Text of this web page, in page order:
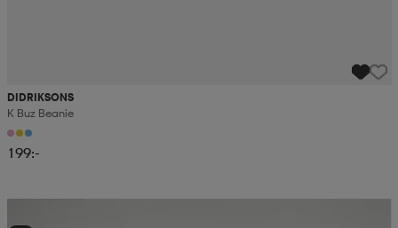
DIDRIKSONS
K Buz Beanie
199:-